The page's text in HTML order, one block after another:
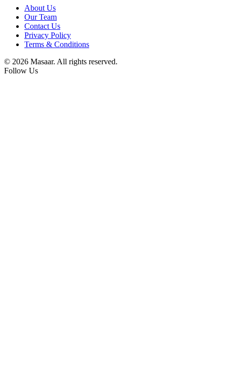
About Us
Our Team
Contact Us
Privacy Policy
Terms & Conditions
© 2026 Masaar. All rights reserved.
Follow Us